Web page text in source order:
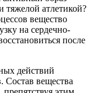
атлетикой?
вещество
на сердечно-
после
действий
Состав вещества